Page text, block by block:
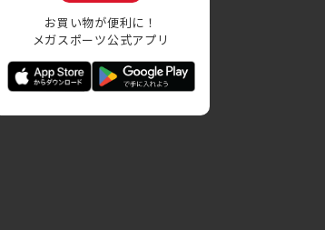
お買い物が便利に！
メガスポーツ公式アプリ